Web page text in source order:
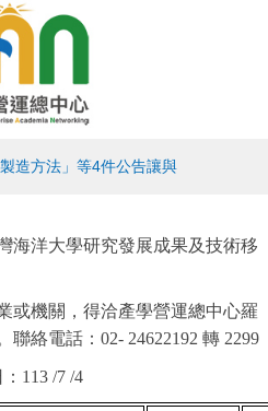
造方法」等4件公告讓與
海洋大學研究發展成果及技術移
或機關，得洽產學營運總中心羅
絡電話：02- 24622192 轉 2299
113 /7 /4